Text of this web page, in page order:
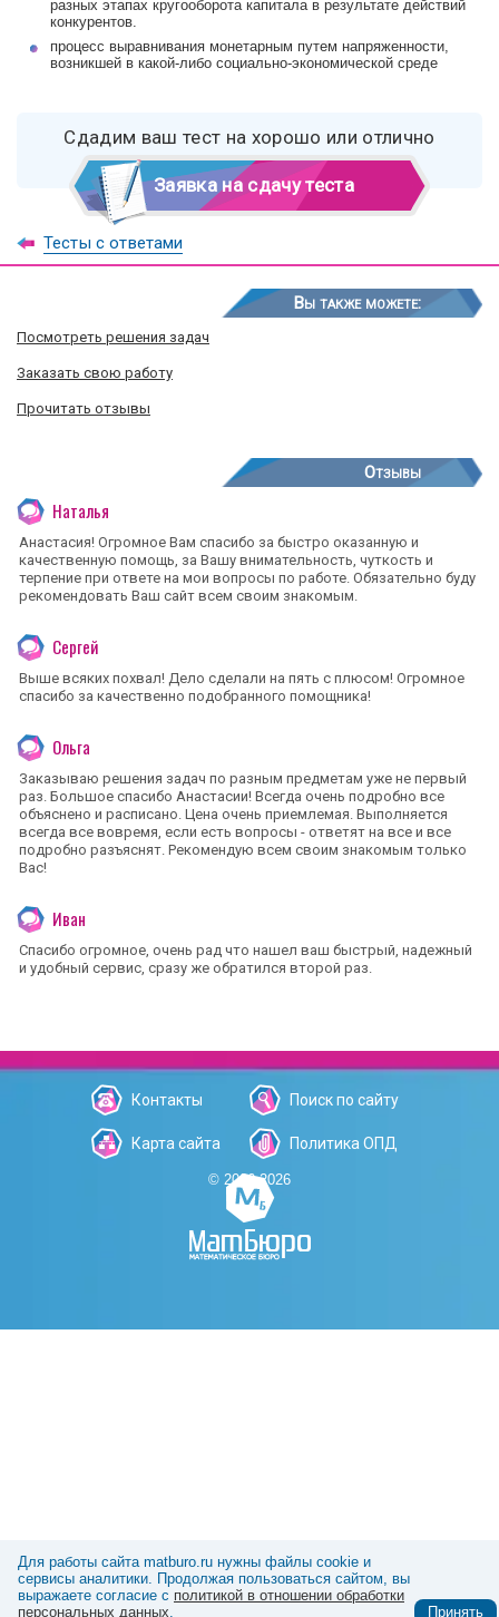
разных этапах кругооборота капитала в результате действий
конкурентов.
процесс выравнивания монетарным путем напряженности,
возникшей в какой-либо социально-экономической среде
Сдадим ваш тест на хорошо или отлично
Заявка на сдачу теста
Тесты с ответами
Вы также можете:
Посмотреть решения задач
Заказать свою работу
Прочитать отзывы
Отзывы
Наталья
Анастасия! Огромное Вам спасибо за быстро оказанную и
качественную помощь, за Вашу внимательность, чуткость и
терпение при ответе на мои вопросы по работе. Обязательно буду
рекомендовать Ваш сайт всем своим знакомым.
Сергей
Выше всяких похвал! Дело сделали на пять с плюсом! Огромное
спасибо за качественно подобранного помощника!
Ольга
Заказываю решения задач по разным предметам уже не первый
раз. Большое спасибо Анастасии! Всегда очень подробно все
объяснено и расписано. Цена очень приемлемая. Выполняется
всегда все вовремя, если есть вопросы - ответят на все и все
подробно разъяснят. Рекомендую всем своим знакомым только
Вас!
Иван
Спасибо огромное, очень рад что нашел ваш быстрый, надежный
и удобный сервис, сразу же обратился второй раз.
Контакты Поиск по сайту
Карта сайта Политика ОПД
© 2006-2026
Для работы сайта matburo.ru нужны файлы cookie и
сервисы аналитики. Продолжая пользоваться сайтом, вы
выражаете согласие с политикой в отношении обработки
персональных данных. Принять